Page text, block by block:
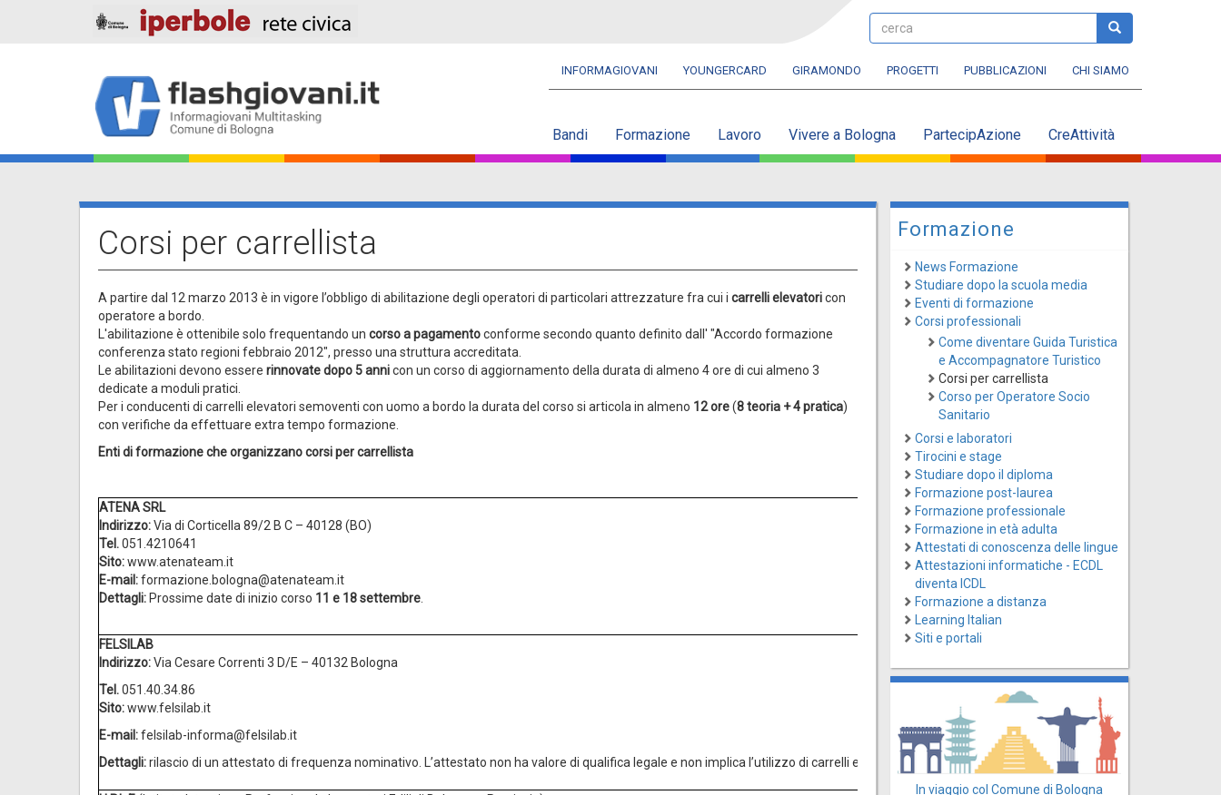
cerca cerca
Navbar
INFORMAGIOVANI YOUNGERCARD GIRAMONDO PROGETTI PUBBLICAZIONI CHI SIAMO
Main
navigation
Bandi Formazione Lavoro Vivere a Bologna PartecipAzione CreAttività
Corsi per carrellista
A partire dal 12 marzo 2013 è in vigore l’obbligo di abilitazione degli operatori di particolari attrezzature fra cui i carrelli elevatoricon
operatore a bordo.
L'abilitazione è ottenibile solo frequentando un corso a pagamentoconforme secondo quanto definito dall' "Accordo formazione
conferenza stato regioni febbraio 2012", presso una struttura accreditata.
Le abilitazioni devono essere rinnovate dopo 5 annicon un corso di aggiornamento della durata di almeno 4 ore di cui almeno 3
dedicate a moduli pratici.
Per i conducenti di carrelli elevatori semoventi con uomo a bordo la durata del corso si articola in almeno 12 ore(8 teoria + 4 pratica)
con verifiche da effettuare extra tempo formazione.
Enti di formazione che organizzano corsi per carrellista
ATENA SRL
Indirizzo:Via di Corticella 89/2 B C – 40128 (BO)
Tel.051.4210641
Sito:www.atenateam.it
E-mail:formazione.bologna@atenateam.it
Dettagli:Prossime date di inizio corso 11 e 18 settembre
FELSILAB
Indirizzo:Via Cesare Correnti 3 D/E – 40132 Bologna
Tel.051.40.34.86
Sito:www.felsilab.it
E-mail:felsilab-informa@felsilab.it
Dettagli:rilascio di un attestato di frequenza nominativo. L’attestato non ha valore di qualifica legale e non implica l’utilizzo di carrelli elevatori. Tale autorizzazione è di competenza del
Formazione
News Formazione
Studiare dopo la scuola media
Eventi di formazione
Corsi professionali
Come diventare Guida Turistica
e Accompagnatore Turistico
Corsi per carrellista
Corso per Operatore Socio
Sanitario
Corsi e laboratori
Tirocini e stage
Studiare dopo il diploma
Formazione post-laurea
Formazione professionale
Formazione in età adulta
Attestati di conoscenza delle lingue
Attestazioni informatiche - ECDL
diventa ICDL
Formazione a distanza
Learning Italian
Siti e portali
In viaggio col Comune di Bologna